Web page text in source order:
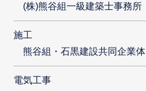
(株)熊谷組一級建築士事務所
施工
熊谷組・石黒建設共同企業体
電気工事